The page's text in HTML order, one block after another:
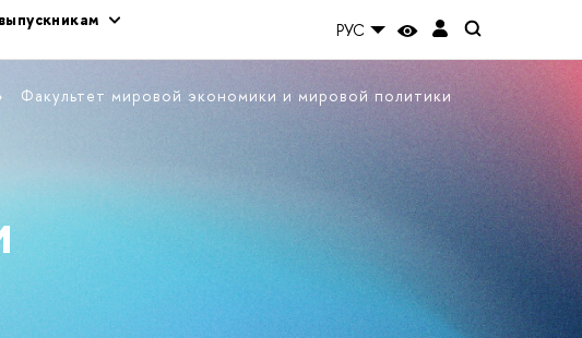
РУС
Факультет мировой экономики и мировой политики